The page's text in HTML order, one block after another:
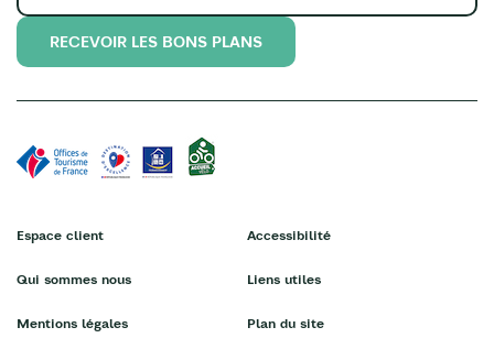
RECEVOIR LES BONS PLANS
Espace client
Qui sommes nous
Mentions légales
Accessibilité
Liens utiles
Plan du site